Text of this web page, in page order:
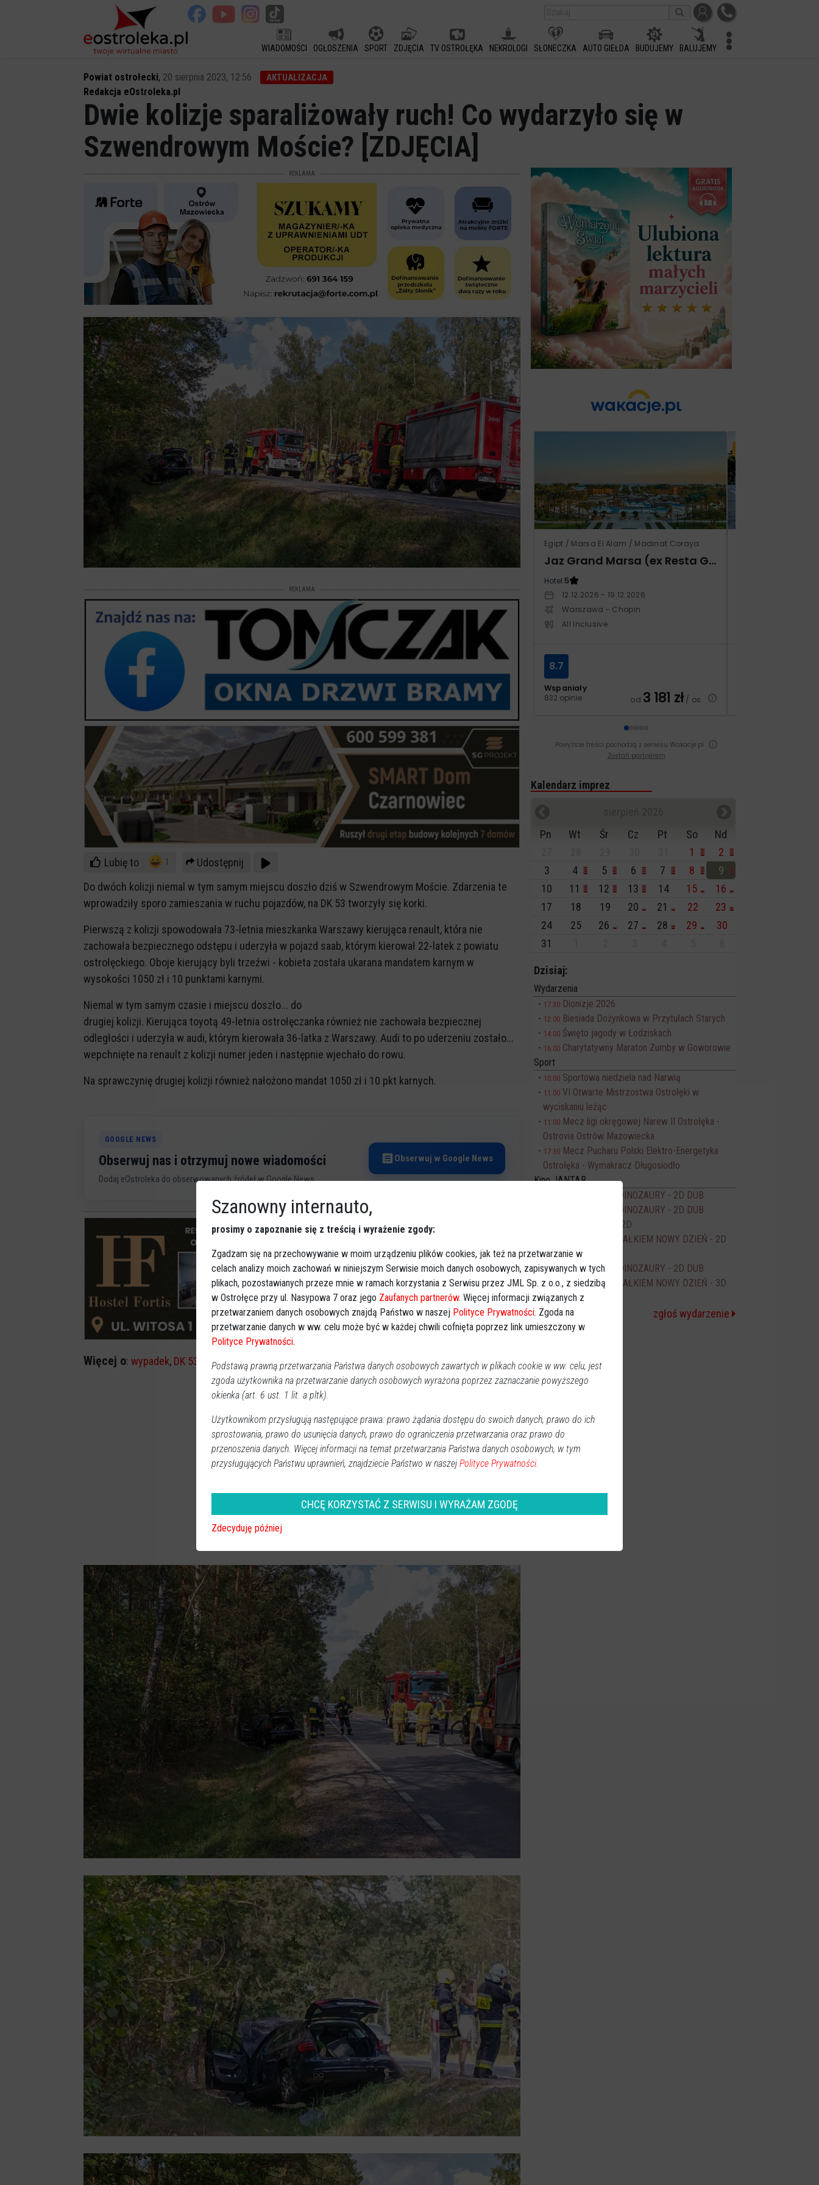
WIADOMOŚCI OGŁOSZENIA SPORT ZDJĘCIA TV OSTROŁĘKA NEKROLOGI SŁONECZKA AUTO GIEŁDA BUDUJEMY BALUJEMY
Powiat ostrołecki, 20 sierpnia 2023, 12:56 AKTUALIZACJA
Redakcja eOstroleka.pl
Dwie kolizje sparaliżowały ruch! Co wydarzyło się w
Szwendrowym Moście? [ZDJĘCIA]
REKLAMA
REKLAMA
Lubię to 1
Udostępnij
Do dwóch kolizji niemal w tym samym miejscu doszło dziś w Szwendrowym Moście. Zdarzenia te
wprowadziły sporo zamieszania w ruchu pojazdów, na DK 53 tworzyły się korki.
Pierwszą z kolizji spowodowała 73-letnia mieszkanka Warszawy kierująca renault, która nie
zachowała bezpiecznego odstępu i uderzyła w pojazd saab, którym kierował 22-latek z powiatu
ostrołęckiego. Oboje kierujący byli trzeźwi - kobieta została ukarana mandatem karnym w
wysokości 1050 zł i 10 punktami karnymi.
Niemal w tym samym czasie i miejscu doszło... do
drugiej kolizji. Kierująca toyotą 49-letnia ostrołęczanka również nie zachowała bezpiecznej
odległości i uderzyła w audi, którym kierowała 36-latka z Warszawy. Audi to po uderzeniu zostało...
wepchnięte na renault z kolizji numer jeden i następnie wjechało do rowu.
Na sprawczynię drugiej kolizji również nałożono mandat 1050 zł i 10 pkt karnych.
GOOGLE NEWS
Obserwuj nas i otrzymuj nowe wiadomości
Dodaj eOstroleka do obserwowanych źródeł w Google News.
Obserwuj w Google News
REKLAMA
Więcej o: wypadek, DK 53 Szwendrowy Most
Egipt / Marsa El Alam / Madinat Coraya
Jaz Grand Marsa (ex Resta Grand Resort)
Hotel:5
12.12.2026 - 19.12.2026
Warszawa - Chopin
All Inclusive
Wspaniały
832 opinie
8.7
od 3 181 zł/ os.
Powyższe treści pochodzą z serwisu Wakacje.pl
Zostań partnerem
Kalendarz imprez
Pn
Wt Śr Cz Pt So
Nd
1
2
3
4 5 6 7 8
9
10
11 12 13 14 15
16
17
18 19 20 21 22
23
24
25 26 27 28 29
30
31
Dzisiaj:
Wydarzenia
17:30 Dionizje 2026
12:00 Biesiada Dożynkowa w Przytułach Starych
14:00 Święto jagody w Łodziskach
16:00 Charytatywny Maraton Zumby w Goworowie
Sport
10:00 Sportowa niedziela nad Narwią
11:00 VI Otwarte Mistrzostwa Ostrołęki w
wyciskaniu leżąc
11:00 Mecz ligi okręgowej Narew II Ostrołęka -
Ostrovia Ostrów Mazowiecka
17:30 Mecz Pucharu Polski Elektro-Energetyka
Ostrołęka - Wymakracz Długosiodło
Kino JANTAR
PSI PATROL I DINOZAURY - 2D DUB
PSI PATROL I DINOZAURY - 2D DUB
ODZYSKANY - 2D
SPIDER-MAN CAŁKIEM NOWY DZIEŃ - 2D
DUB
18:00 PSI PATROL I DINOZAURY - 2D DUB
20:00 SPIDER-MAN CAŁKIEM NOWY DZIEŃ - 3D
NAP
zgłoś wydarzenie
Szanowny internauto,
prosimy o zapoznanie się z treścią i wyrażenie zgody:
Zgadzam się na przechowywanie w moim urządzeniu plików cookies, jak też na przetwarzanie w
celach analizy moich zachowań w niniejszym Serwisie moich danych osobowych, zapisywanych w tych
plikach, pozostawianych przeze mnie w ramach korzystania z Serwisu przez JML Sp. z o.o., z siedzibą
w Ostrołęce przy ul. Nasypowa 7 oraz jego Zaufanych partnerów. Więcej informacji związanych z
przetwarzaniem danych osobowych znajdą Państwo w naszej Polityce Prywatności. Zgoda na
przetwarzanie danych w ww. celu może być w każdej chwili cofnięta poprzez link umieszczony w
Polityce Prywatności.
Podstawą prawną przetwarzania Państwa danych osobowych zawartych w plikach cookie w ww. celu, jest
zgoda użytkownika na przetwarzanie danych osobowych wyrażona poprzez zaznaczanie powyższego
okienka (art. 6 ust. 1 lit. a pltk).
Użytkownikom przysługują następujące prawa: prawo żądania dostępu do swoich danych, prawo do ich
sprostowania, prawo do usunięcia danych, prawo do ograniczenia przetwarzania oraz prawo do
przenoszenia danych. Więcej informacji na temat przetwarzania Państwa danych osobowych, w tym
przysługujących Państwu uprawnień, znajdziecie Państwo w naszej Polityce Prywatności.
CHCĘ KORZYSTAĆ Z SERWISU I WYRAŻAM ZGODĘ
Zdecyduję później